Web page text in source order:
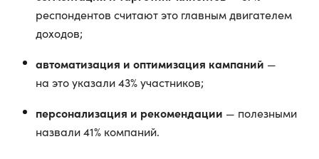
респондентов считают это главным двигателем
доходов;
автоматизация и оптимизация кампаний —
на это указали 43% участников;
персонализация и рекомендации — полезными
назвали 41% компаний.